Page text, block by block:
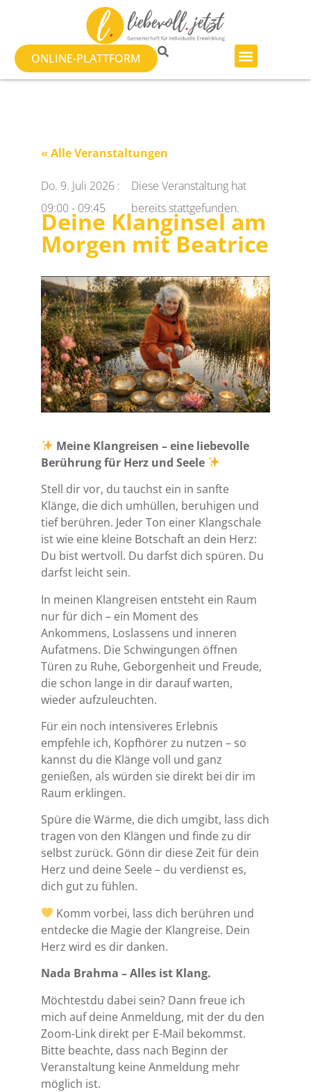
ONLINE-PLATTFORM
« Alle Veranstaltungen
Do. 9. Juli 2026 :
09:00- 09:45
Diese Veranstaltung hat
bereits stattgefunden.
Deine Klanginsel am
Morgen mit Beatrice
Meine Klangreisen – eine liebevolle
Berührung für Herz und Seele
Stell dir vor, du tauchst ein in sanfte
Klänge, die dich umhüllen, beruhigen und
tief berühren. Jeder Ton einer Klangschale
ist wie eine kleine Botschaft an dein Herz:
Du bist wertvoll. Du darfst dich spüren. Du
darfst leicht sein.
In meinen Klangreisen entsteht ein Raum
nur für dich – ein Moment des
Ankommens, Loslassens und inneren
Aufatmens. Die Schwingungen öffnen
Türen zu Ruhe, Geborgenheit und Freude,
die schon lange in dir darauf warten,
wieder aufzuleuchten.
Für ein noch intensiveres Erlebnis
empfehle ich, Kopfhörer zu nutzen – so
kannst du die Klänge voll und ganz
genießen, als würden sie direkt bei dir im
Raum erklingen.
Spüre die Wärme, die dich umgibt, lass dich
tragen von den Klängen und finde zu dir
selbst zurück. Gönn dir diese Zeit für dein
Herz und deine Seele – du verdienst es,
dich gut zu fühlen.
Komm vorbei, lass dich berühren und
entdecke die Magie der Klangreise. Dein
Herz wird es dir danken.
Nada Brahma – Alles ist Klang.
Möchtestdu dabei sein? Dann freue ich
mich auf deine Anmeldung, mit der du den
Zoom-Link direkt per E-Mail bekommst.
Bitte beachte, dass nach Beginn der
Veranstaltung keine Anmeldung mehr
möglich ist.